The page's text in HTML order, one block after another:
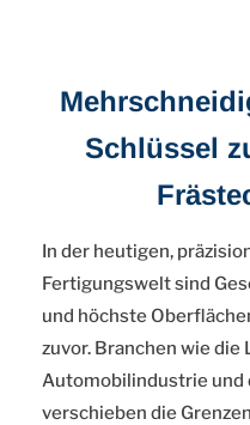
Schlüssel
In der heutigen,
Fertigungswelt sind
und höchste
zuvor. Branchen wie
Automobilindustrie und
verschieben die